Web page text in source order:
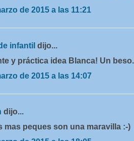
de 2015 a las 11:21
infantil dijo...
y práctica idea Blanca! Un beso.
de 2015 a las 14:07
dijo...
mas peques son una maravilla :-)